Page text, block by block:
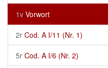
1v Vorwort
2r Cod. A I/11 (Nr. 1)
5r Cod. A I/6 (Nr. 2)